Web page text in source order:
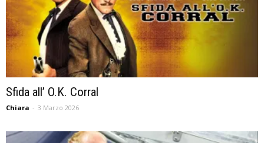
Sfida all’ O.K. Corral
Chiara - 3 Marzo 2026